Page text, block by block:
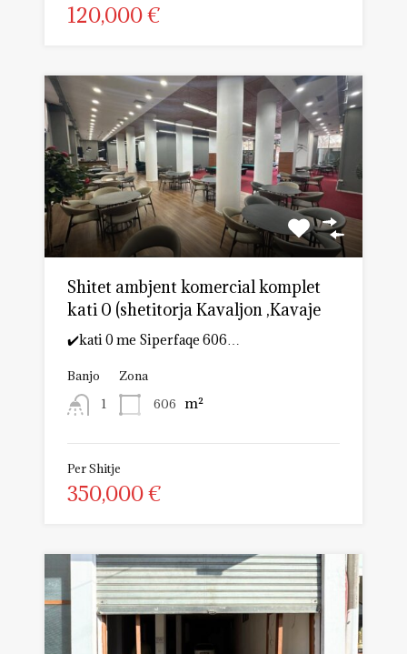
120,000 €
Shitet ambjent komercial komplet
kati 0 (shetitorja Kavaljon ,Kavaje
✔️kati 0 me Siperfaqe 606…
Banjo
1
Zona
606 m²
Per Shitje
350,000 €